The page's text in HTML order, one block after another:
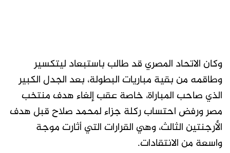
وكان الاتحاد المصري قد طالب باستبعاد ليتكسير
وطاقمه من بقية مباريات البطولة، بعد الجدل الكبير
الذي صاحب المباراة، خاصة عقب إلغاء هدف منتخب
مصر ورفض احتساب ركلة جزاء لمحمد صلاح قبل هدف
الأرجنتين الثالث، وهي القرارات التي أثارت موجة
واسعة من الانتقادات.